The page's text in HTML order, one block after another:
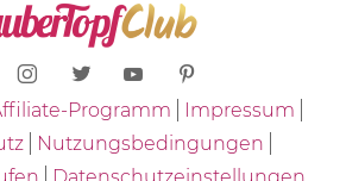
Programm
Impressum
Nutzungsbedingungen